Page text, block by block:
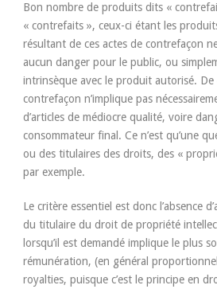
Bon nombre de produits dits «
« contrefaits », ceux-ci étant les
résultant de ces actes de contrefaçon
aucun danger pour le public, ou
intrinsèque avec le produit autorisé. De
contrefaçon n’implique pas
d’articles de médiocre qualité, voire
consommateur final. Ce n’est qu’une
ou des titulaires des droits, des «
par exemple.
Le critère essentiel est donc l’absence
du titulaire du droit de propriété
lorsqu’il est demandé implique le plus
rémunération, (en général
royalties, puisque c’est le principe en